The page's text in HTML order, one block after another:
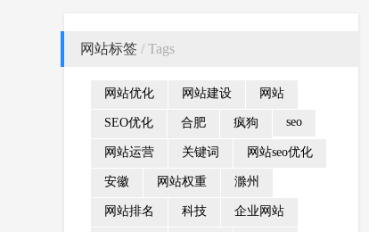
网站标签 / Tags
网站优化 网站建设 网站
SEO优化 合肥 疯狗 seo
网站运营 关键词 网站seo优化
安徽 网站权重 滁州
网站排名 科技 企业网站